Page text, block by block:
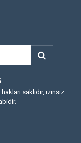
saklıdır, izinsiz